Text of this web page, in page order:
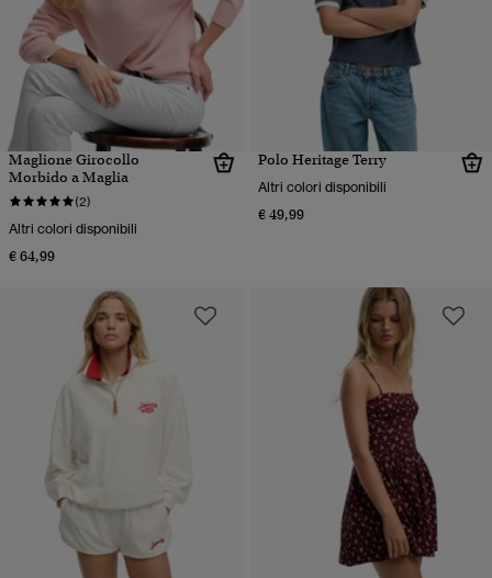
Maglione Girocollo
Morbido a Maglia
(2)
Altri colori disponibili
€ 64,99
Polo Heritage Terry
Altri colori disponibili
€ 49,99